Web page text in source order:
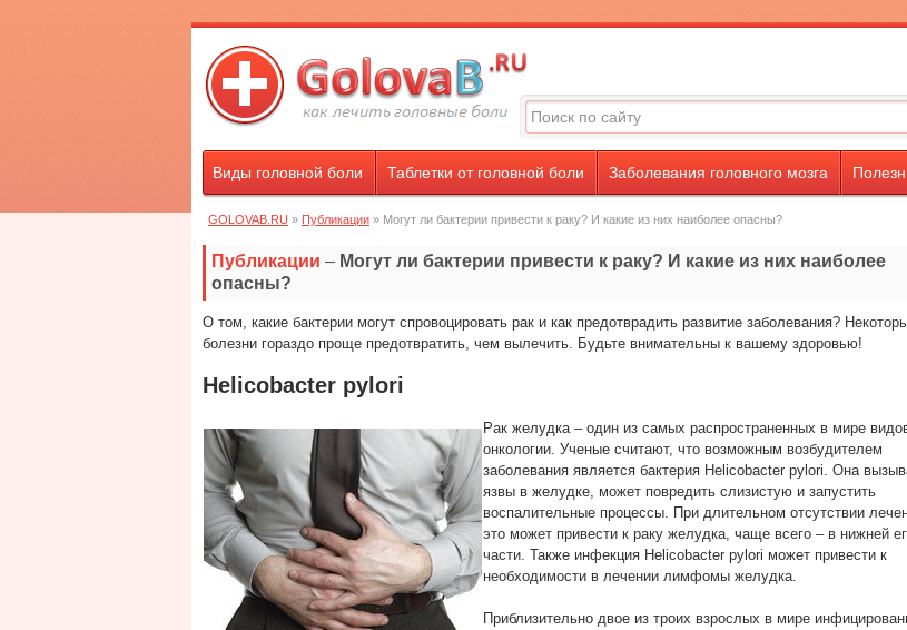
Виды головной боли Таблетки от головной боли Заболевания головного мозга
GOLOVAB.RU » Публикации » Могут ли бактерии привести к раку? И какие из них наиболее опасны?
Публикации – Могут ли бактерии привести к раку? И какие из них наиболее
опасны?
О том, какие бактерии могут спровоцировать рак и как предотврадить развитие заболевания?
болезни гораздо проще предотвратить, чем вылечить. Будьте внимательны к вашему здоровью!
Helicobacter pylori
Рак желудка – один из самых распространенных в мире
онкологии. Ученые считают, что возможным возбудителем
заболевания является бактерия Helicobacter pylori. Она
язвы в желудке, может повредить слизистую и запустить
воспалительные процессы. При длительном отсутствии
это может привести к раку желудка, чаще всего – в нижней
части. Также инфекция Helicobacter pylori может привести к
необходимости в лечении лимфомы желудка.
Приблизительно двое из троих взрослых в мире